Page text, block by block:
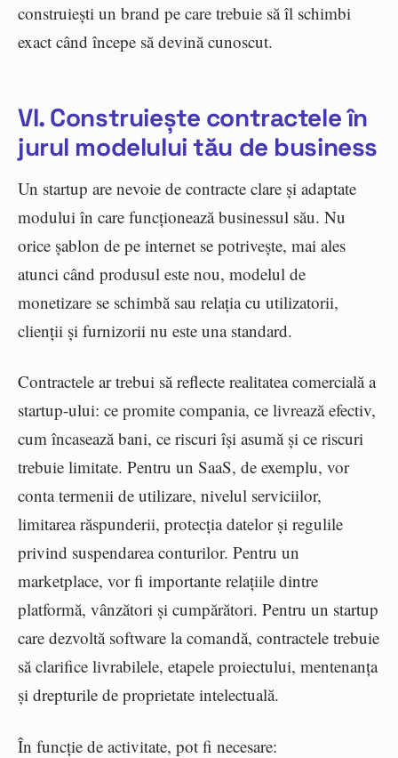
construiești un brand pe care trebuie să îl schimbi
exact când începe să devină cunoscut.
VI. Construiește contractele în
jurul modelului tău de business
Un startup are nevoie de contracte clare și adaptate
modului în care funcționează businessul său. Nu
orice șablon de pe internet se potrivește, mai ales
atunci când produsul este nou, modelul de
monetizare se schimbă sau relația cu utilizatorii,
clienții și furnizorii nu este una standard.
Contractele ar trebui să reflecte realitatea comercială a
startup-ului: ce promite compania, ce livrează efectiv,
cum încasează bani, ce riscuri își asumă și ce riscuri
trebuie limitate. Pentru un SaaS, de exemplu, vor
conta termenii de utilizare, nivelul serviciilor,
limitarea răspunderii, protecția datelor și regulile
privind suspendarea conturilor. Pentru un
marketplace, vor fi importante relațiile dintre
platformă, vânzători și cumpărători. Pentru un startup
care dezvoltă software la comandă, contractele trebuie
să clarifice livrabilele, etapele proiectului, mentenanța
și drepturile de proprietate intelectuală.
În funcție de activitate, pot fi necesare: